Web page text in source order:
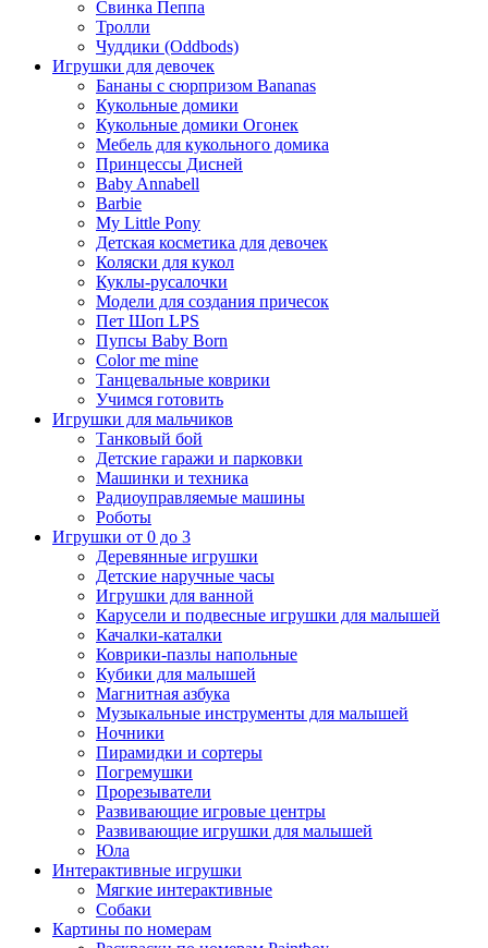
Свинка Пеппа
Тролли
Чуддики (Oddbods)
Игрушки для девочек
Бананы с сюрпризом Bananas
Кукольные домики
Кукольные домики Огонек
Мебель для кукольного домика
Принцессы Дисней
Baby Annabell
Barbie
My Little Pony
Детская косметика для девочек
Коляски для кукол
Куклы-русалочки
Модели для создания причесок
Пет Шоп LPS
Пупсы Baby Born
Сolor me mine
Танцевальные коврики
Учимся готовить
Игрушки для мальчиков
Танковый бой
Детские гаражи и парковки
Машинки и техника
Радиоуправляемые машины
Роботы
Игрушки от 0 до 3
Деревянные игрушки
Детские наручные часы
Игрушки для ванной
Карусели и подвесные игрушки для малышей
Качалки-каталки
Коврики-пазлы напольные
Кубики для малышей
Магнитная азбука
Музыкальные инструменты для малышей
Ночники
Пирамидки и сортеры
Погремушки
Прорезыватели
Развивающие игровые центры
Развивающие игрушки для малышей
Юла
Интерактивные игрушки
Мягкие интерактивные
Собаки
Картины по номерам